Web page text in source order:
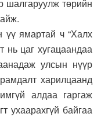
шалгаруулж төрийн
үү ямартай ч “Халх
нь цаг хугацаандаа
улсын нүүр
харилцаанд
алдаа гаргаж
ухаарахгүй байгаа